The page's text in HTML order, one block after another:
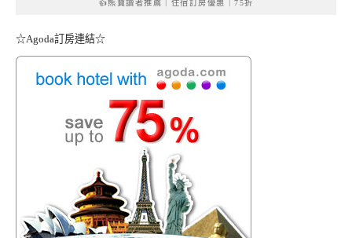
👍熊寶讀者推薦｜住宿訂房優惠｜75折
☆Agoda訂房連結☆